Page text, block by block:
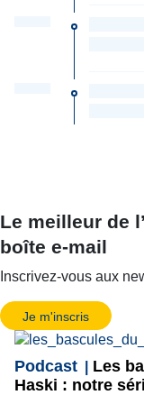
Le meilleur de
boîte e-mail
Inscrivez-vous aux
Je m'inscris
Podcast
Les
Haski : notre